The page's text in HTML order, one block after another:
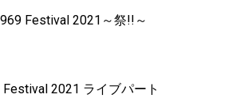
Festival 2021～祭!!～
Festival 2021 ライブパート